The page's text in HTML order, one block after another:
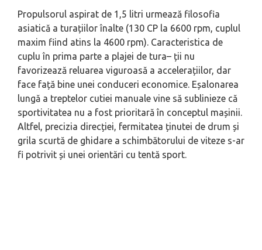
Propulsorul aspirat de 1,5 litri urmează filosofia
asiatică a turațiilor înalte (130 CP la 6600 rpm, cuplul
maxim fiind atins la 4600 rpm). Caracteristica de
cuplu în prima parte a plajei de tura– ții nu
favorizează reluarea viguroasă a accelerațiilor, dar
face față bine unei conduceri economice. Eșalonarea
lungă a treptelor cutiei manuale vine să sublinieze că
sportivitatea nu a fost prioritară în conceptul mașinii.
Altfel, precizia direcției, fermitatea ținutei de drum și
grila scurtă de ghidare a schimbătorului de viteze s-ar
fi potrivit și unei orientări cu tentă sport.